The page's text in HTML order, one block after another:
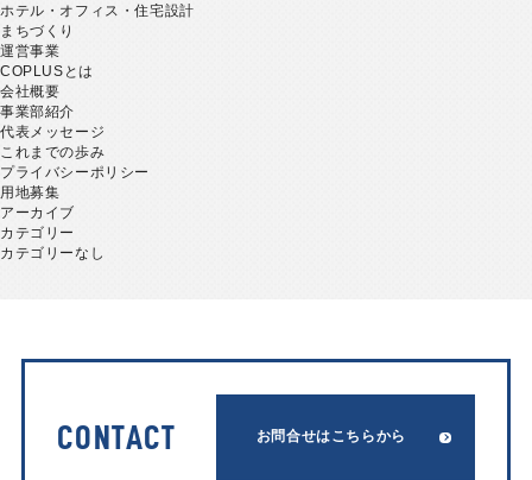
ホテル・オフィス・住宅設計
まちづくり
運営事業
COPLUSとは
会社概要
事業部紹介
代表メッセージ
これまでの歩み
プライバシーポリシー
用地募集
アーカイブ
カテゴリー
カテゴリーなし
CONTACT お問合せはこちらから